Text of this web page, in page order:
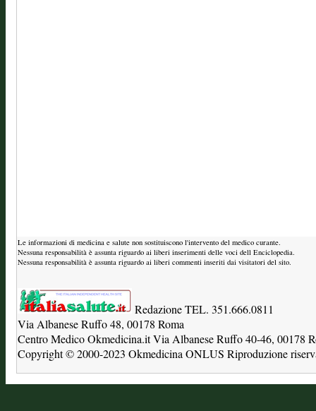
Le informazioni di medicina e salute non sostituiscono l'intervento del medico curante.
Nessuna responsabilità è assunta riguardo ai liberi inserimenti delle voci dell Enciclopedia.
Nessuna responsabilità è assunta riguardo ai liberi commenti inseriti dai visitatori del sito.
Redazione TEL. 351.666.0811
Via Albanese Ruffo 48, 00178 Roma
Centro Medico Okmedicina.it Via Albanese Ruffo 40-46, 00178
Copyright © 2000-2023 Okmedicina ONLUS Riproduzione